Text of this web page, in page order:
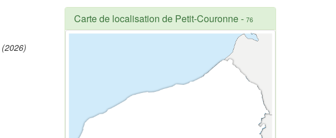
(2026)
Carte de localisation de Petit-Couronne- 76